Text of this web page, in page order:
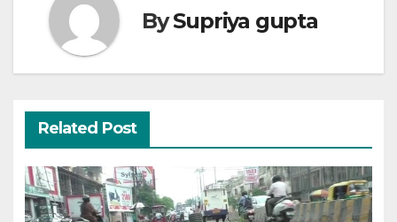
BySupriya gupta
Related Post